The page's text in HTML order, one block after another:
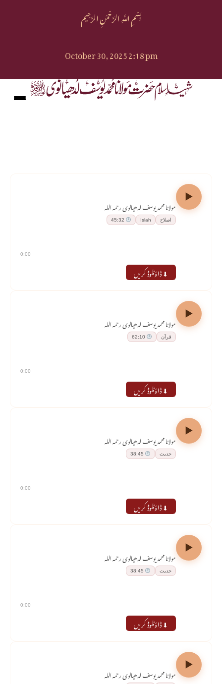
بِسْمِ اللَّهِ الرَّحْمَنِ الرَّحِيم
October 30, 2025 2:18 pm
مولانا محمد یوسف لدھیانوی رحمہ اللہ
اصلاح Islah
45:32
0:00
⬇ ڈاؤنلوڈ کریں
مولانا محمد یوسف لدھیانوی رحمہ اللہ
قرآن 62:10
0:00
⬇ ڈاؤنلوڈ کریں
مولانا محمد یوسف لدھیانوی رحمہ اللہ
حدیث 38:45
0:00
⬇ ڈاؤنلوڈ کریں
مولانا محمد یوسف لدھیانوی رحمہ اللہ
حدیث 38:45
0:00
⬇ ڈاؤنلوڈ کریں
مولانا محمد یوسف لدھیانوی رحمہ اللہ